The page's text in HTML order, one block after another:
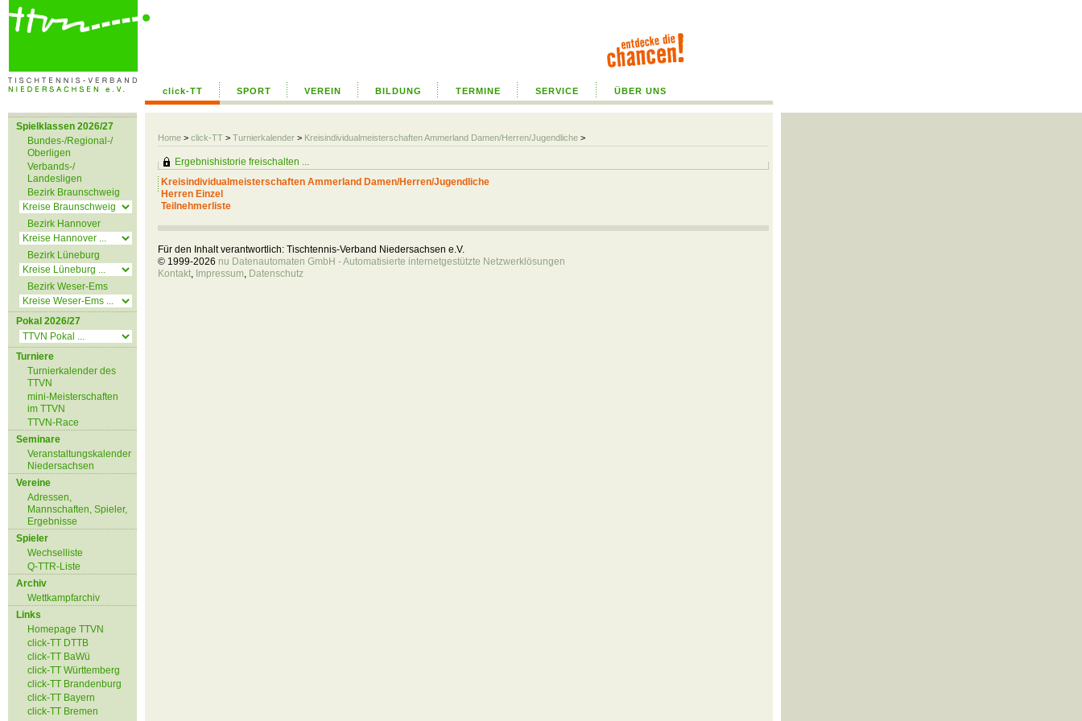
click-TT SPORT VEREIN BILDUNG TERMINE SERVICE ÜBER UNS
Home > click-TT > Turnierkalender > Kreisindividualmeisterschaften Ammerland Damen/Herren/Jugendliche >
Spielklassen 2026/27
Bundes-/Regional-/
Oberligen
Verbands-/
Landesligen
Bezirk Braunschweig
Bezirk Hannover
Bezirk Lüneburg
Bezirk Weser-Ems
Pokal 2026/27
Turniere
Turnierkalender des
TTVN
mini-Meisterschaften
im TTVN
TTVN-Race
Seminare
Veranstaltungskalender
Niedersachsen
Vereine
Adressen,
Mannschaften, Spieler,
Ergebnisse
Spieler
Wechselliste
Q-TTR-Liste
Archiv
Wettkampfarchiv
Links
Homepage TTVN
click-TT DTTB
click-TT BaWü
click-TT Württemberg
click-TT Brandenburg
click-TT Bayern
click-TT Bremen
Ergebnishistorie freischalten ...
Kreisindividualmeisterschaften Ammerland Damen/Herren/Jugendliche
Herren Einzel
Teilnehmerliste
Für den Inhalt verantwortlich: Tischtennis-Verband Niedersachsen e.V.
© 1999-2026 nu Datenautomaten GmbH - Automatisierte internetgestützte Netzwerklösungen
Kontakt, Impressum, Datenschutz